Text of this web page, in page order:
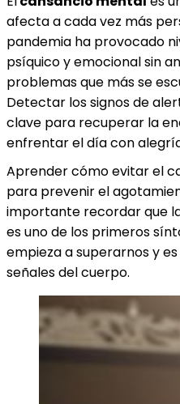
afecta a cada vez más
pandemia ha provocado
psíquico y emocional sin
problemas que más se
Detectar los signos de
clave para recuperar la
enfrentar el día con
Aprender cómo evitar el
para prevenir el
importante recordar que
es uno de los primeros
empieza a superarnos y
señales del cuerpo.